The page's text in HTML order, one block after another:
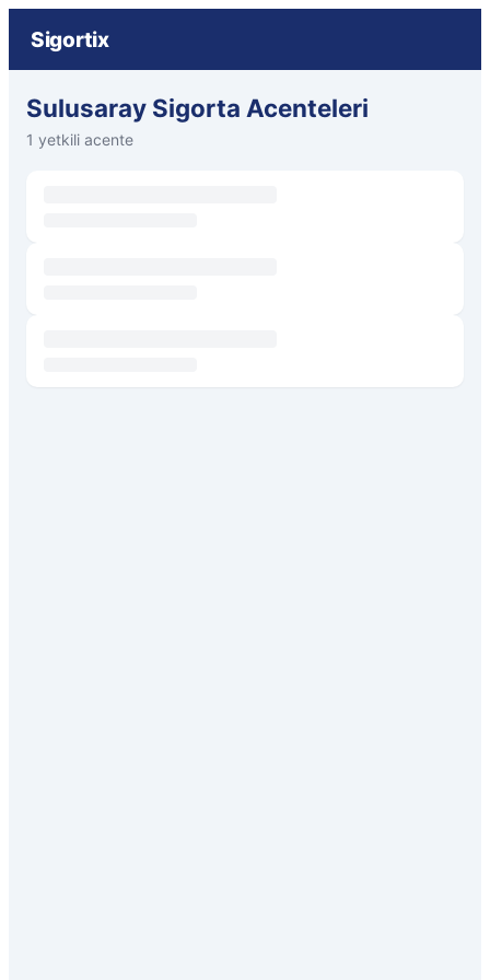
Sigortix
Sulusaray Sigorta Acenteleri
1 yetkili acente